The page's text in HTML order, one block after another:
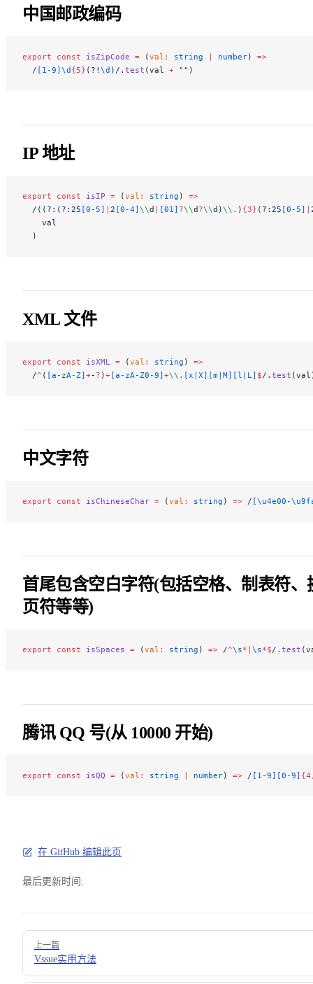
中国邮政编码
export const isZipCode = (val : string | number) =>
  /
[1-9]\d{5} (?! \d ) / . test (val + "" )
IP 地址
export const isIP = (val : string ) =>
  /
((?:(?:25 [0-5] | 2 [0-4]\\d | [01] ?\\d?\\d)\\ . ) {3} (?:25 [0-5] |
    val
  )
XML 文件
export const isXML = (val : string ) =>
  /
^ ( [a-zA-Z]+- ? )+[a-zA-Z0-9]+\\ .[x|X][m|M][l|L] $/ . test
中文字符
export const isChineseChar = (val : string ) => / [\u4e00-
首尾包含空白字符(包括空格、制表符、
页符等等)
export const isSpaces = (val : string ) => /^\s*| \s*$/ . test
腾讯 QQ 号(从 10000 开始)
export const isQQ = (val : string | number) => / [1-9][0-9]
在 GitHub 编辑此页
最后更新时间:
Pager
上一篇
Vssue实用方法